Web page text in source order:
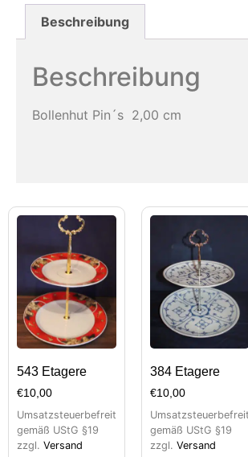
Beschreibung
Beschreibung
Bollenhut Pin´s 2,00 cm
543 Etagere
€10,00
Umsatzsteuerbefreit
gemäß UStG §19
zzgl. Versand
384 Etagere
€10,00
Umsatzsteuerbefreit
gemäß UStG §19
zzgl. Versand